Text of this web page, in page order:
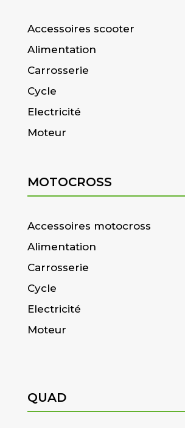
Accessoires scooter
Alimentation
Carrosserie
Cycle
Electricité
Moteur
MOTOCROSS
Accessoires motocross
Alimentation
Carrosserie
Cycle
Electricité
Moteur
QUAD